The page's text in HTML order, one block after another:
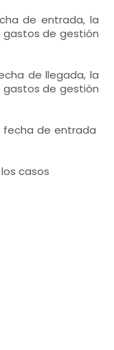
de entrada, la
gastos de gestión
de llegada, la
gastos de gestión
fecha de entrada
casos